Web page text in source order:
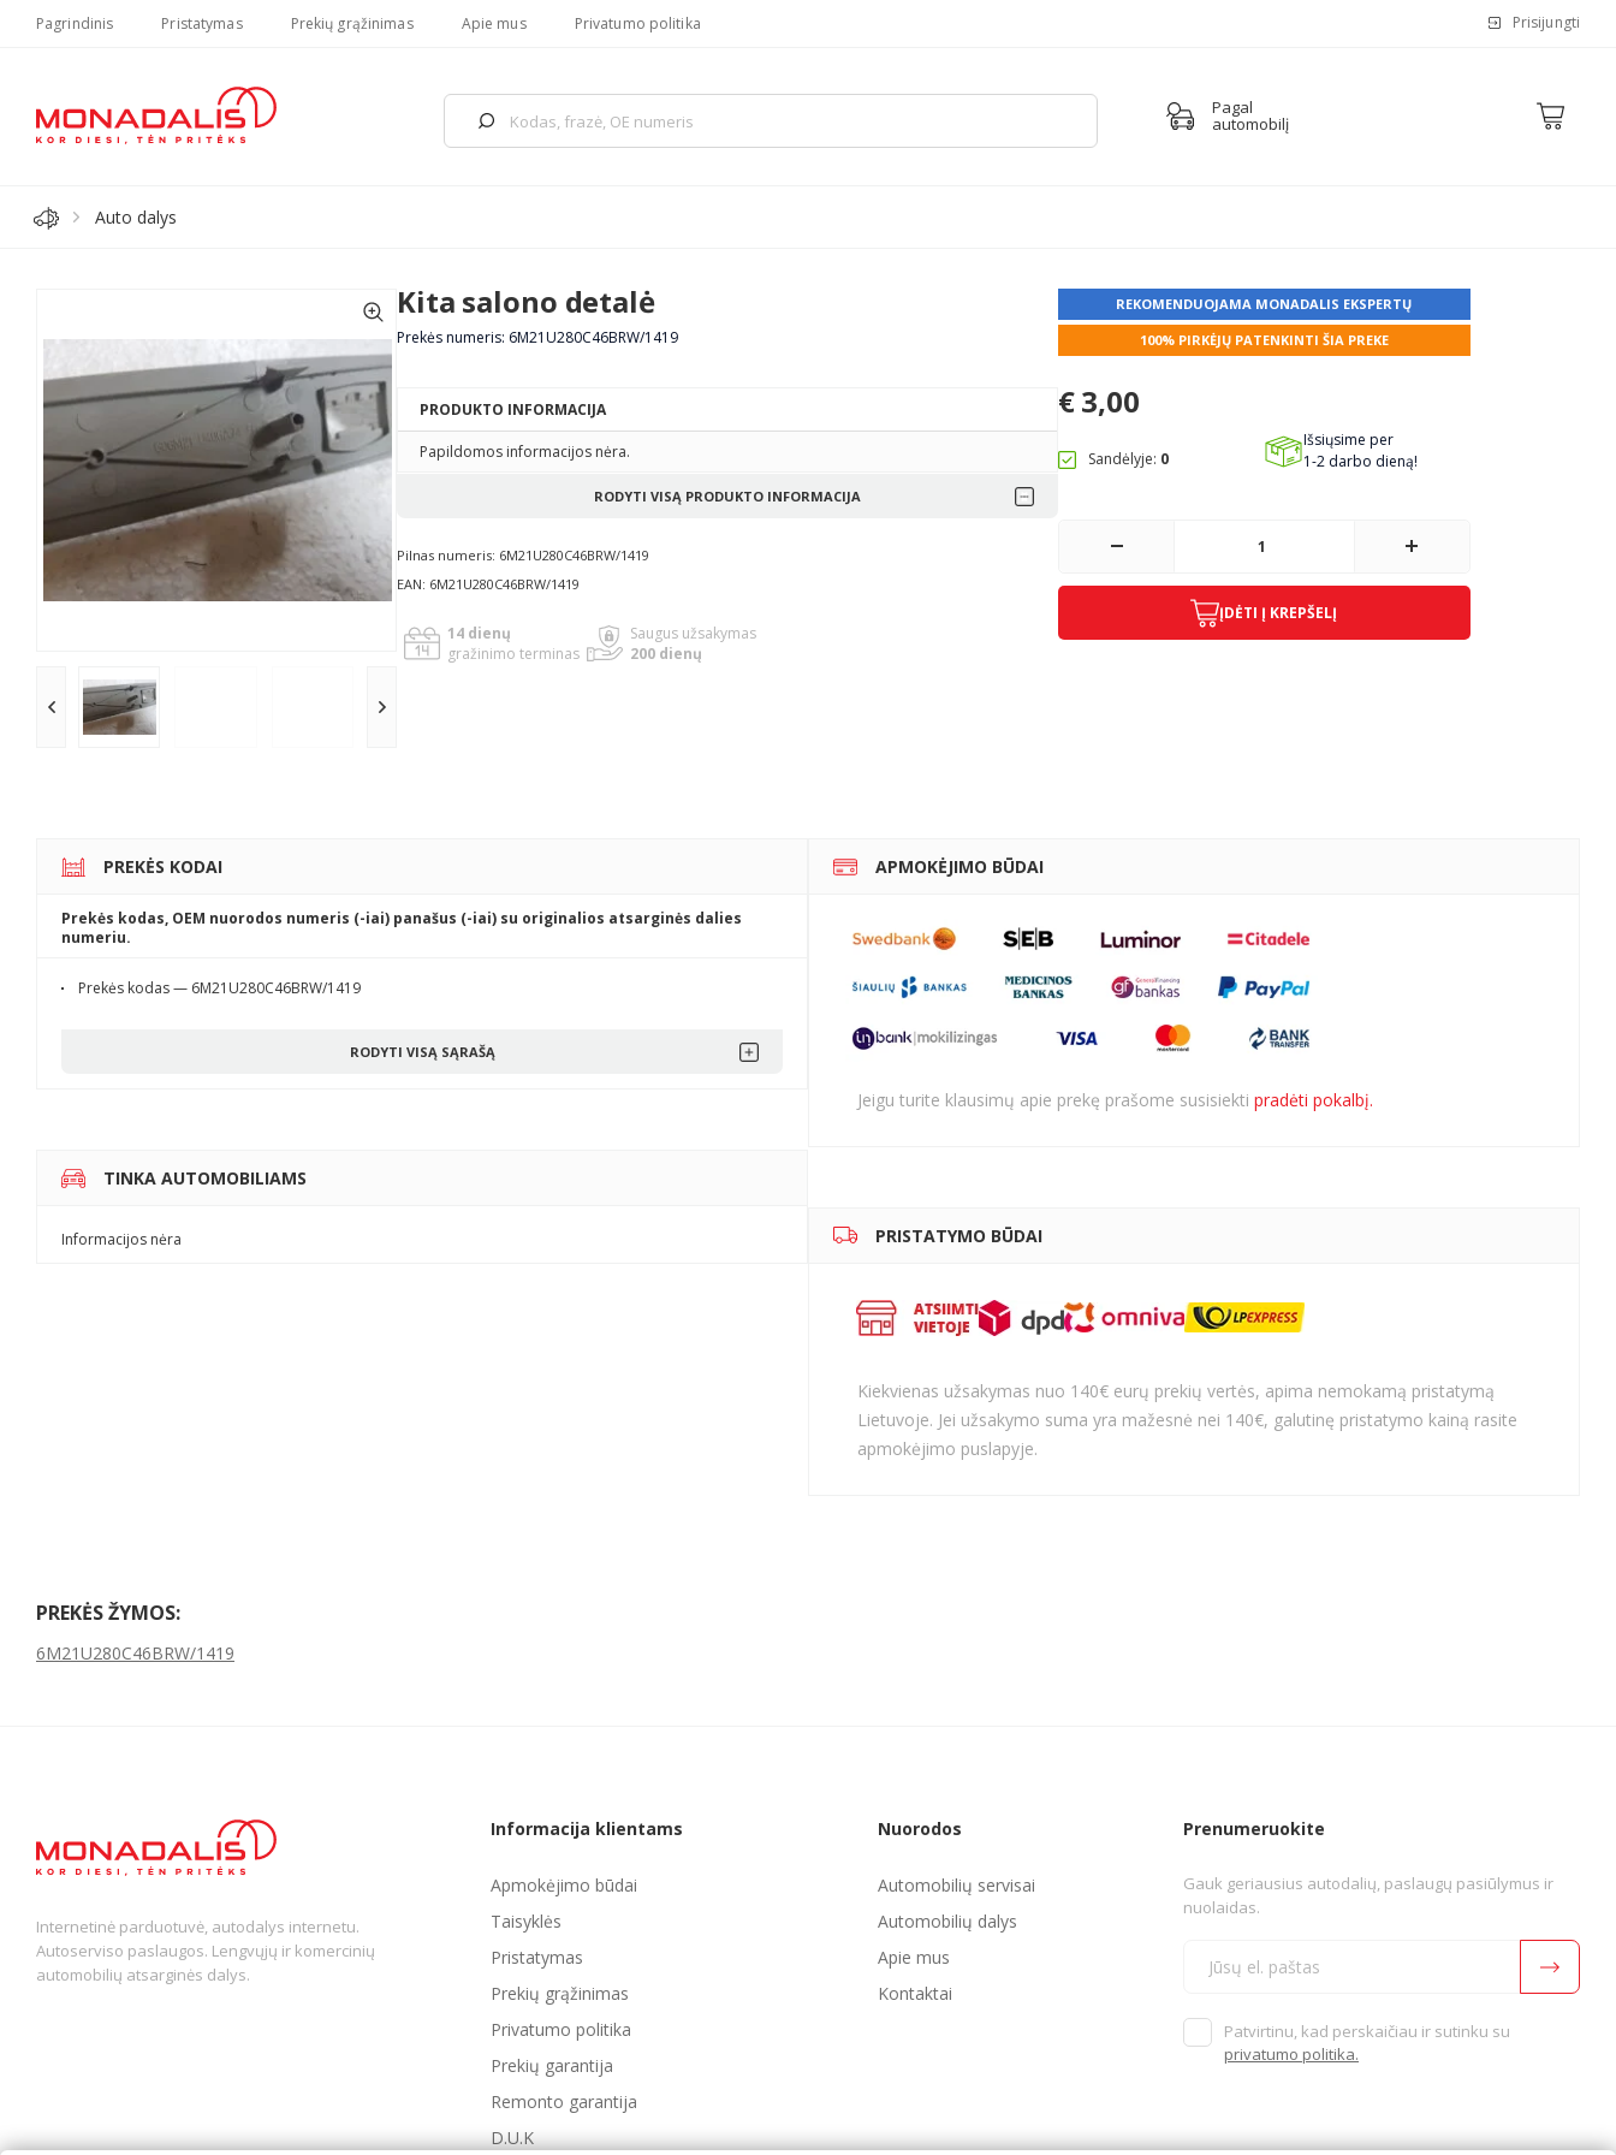
Pagrindinis Pristatymas Prekių grąžinimas Apie mus Privatumo politika Prisijungti
Pagal
automobilį
Auto dalys
Kita salono detalė
Prekės numeris: 6M21U280C46BRW/1419
PRODUKTO INFORMACIJA
Papildomos informacijos nėra.
RODYTI VISĄ PRODUKTO INFORMACIJA
Pilnas numeris: 6M21U280C46BRW/1419
EAN: 6M21U280C46BRW/1419
14 dienų
gražinimo terminas
Saugus užsakymas
200 dienų
REKOMENDUOJAMA MONADALIS EKSPERTŲ
100% PIRKĖJŲ PATENKINTI ŠIA PREKE
€3,00
Sandėlyje: 0
Išsiųsime per
1-2 darbo dieną!
ĮDĖTI Į KREPŠELĮ
PREKĖS KODAI
Prekės kodas, OEM nuorodos numeris (-iai) panašus (-iai) su originalios atsarginės dalies
numeriu.
Prekės kodas — 6M21U280C46BRW/1419
RODYTI VISĄ SĄRAŠĄ
TINKA AUTOMOBILIAMS
Informacijos nėra
APMOKĖJIMO BŪDAI
Jeigu turite klausimų apie prekę prašome susisiekti pradėti pokalbį.
PRISTATYMO BŪDAI
Kiekvienas užsakymas nuo 140€ eurų prekių vertės, apima nemokamą pristatymą
Lietuvoje. Jei užsakymo suma yra mažesnė nei 140€, galutinę pristatymo kainą rasite
apmokėjimo puslapyje.
PREKĖS ŽYMOS:
6M21U280C46BRW/1419
Internetinė parduotuvė, autodalys internetu.
Autoserviso paslaugos. Lengvųjų ir komercinių
automobilių atsarginės dalys.
Prenumeruokite
Gauk geriausius autodalių, paslaugų pasiūlymus ir
nuolaidas.
Patvirtinu, kad perskaičiau ir sutinku su
privatumo politika.
Informacija klientams
Apmokėjimo būdai
Taisyklės
Pristatymas
Prekių grąžinimas
Privatumo politika
Prekių garantija
Remonto garantija
D.U.K
Nuorodos
Automobilių servisai
Automobilių dalys
Apie mus
Kontaktai